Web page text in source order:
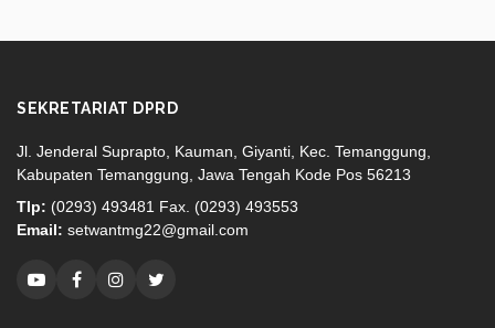
SEKRETARIAT DPRD
Jl. Jenderal Suprapto, Kauman, Giyanti, Kec. Temanggung,
Kabupaten Temanggung, Jawa Tengah Kode Pos 56213
Tlp: (0293) 493481 Fax. (0293) 493553
Email: setwantmg22@gmail.com